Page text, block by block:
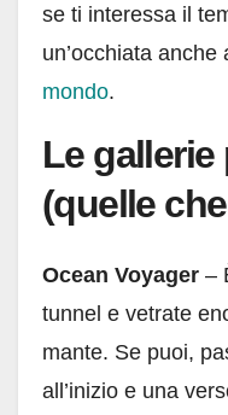
se ti interessa il
un’occhiata anche
mondo.
Le
(quelle
Ocean Voyager –
tunnel e vetrate
mante. Se puoi,
all’inizio e una